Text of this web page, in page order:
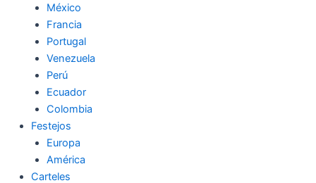
México
Francia
Portugal
Venezuela
Perú
Ecuador
Colombia
Festejos
Europa
América
Carteles